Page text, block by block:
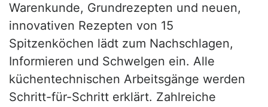
Warenkunde, Grundrezepten und neuen,
innovativen Rezepten von 15
Spitzenköchen lädt zum Nachschlagen,
Informieren und Schwelgen ein. Alle
küchentechnischen Arbeitsgänge werden
Schritt-für-Schritt erklärt. Zahlreiche